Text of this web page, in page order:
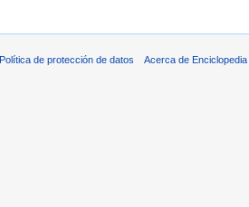
Política de protección de datos Acerca de